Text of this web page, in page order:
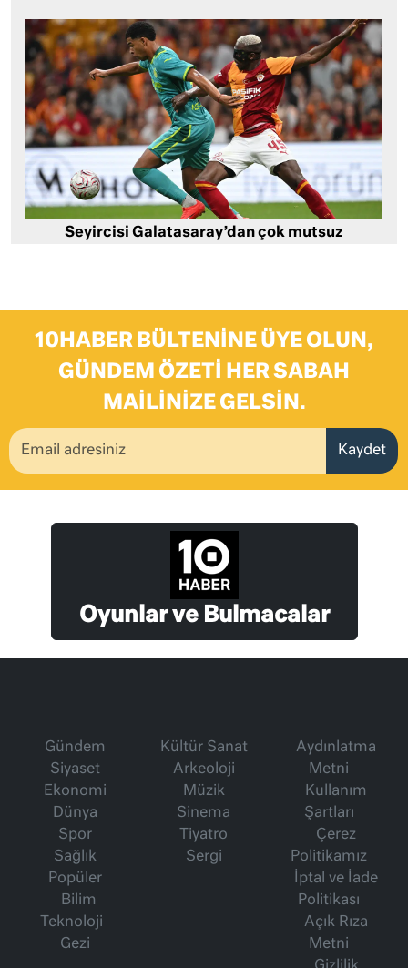
Seyircisi Galatasaray’dan çok mutsuz
10HABER BÜLTENINE ÜYE OLUN,
GÜNDEM ÖZETI HER SABAH
MAILINIZE GELSIN.
Kaydet
Oyunlar ve Bulmacalar
Gündem
Siyaset
Ekonomi
Dünya
Spor
Sağlık
Popüler
Bilim
Teknoloji
Gezi
Kültür Sanat
Arkeoloji
Müzik
Sinema
Tiyatro
Sergi
Aydınlatma
Metni
Kullanım
Şartları
Çerez
Politikamız
İptal ve İade
Politikası
Açık Rıza
Metni